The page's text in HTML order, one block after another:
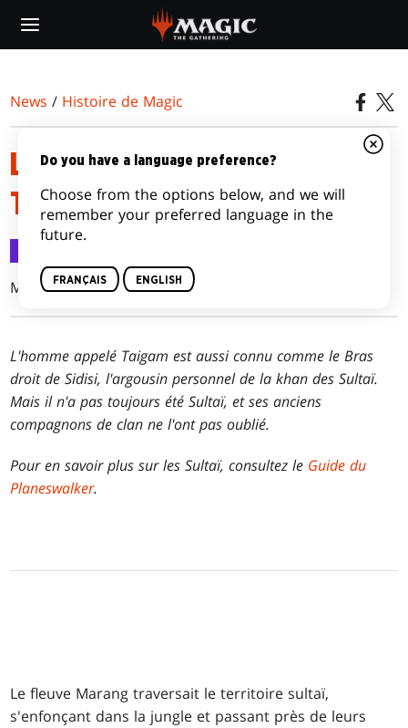
main
News / Histoire de Magic
LES MACHINATIONS DE
TAIGAM
Matt Knicl
L'homme appelé Taigam est aussi connu comme le Bras
droit de Sidisi, l'argousin personnel de la khan des Sultaï.
Mais il n'a pas toujours été Sultaï, et ses anciens
compagnons de clan ne l'ont pas oublié.
Pour en savoir plus sur les Sultaï, consultez le Guide du
Planeswalker.
Le fleuve Marang traversait le territoire sultaï,
s'enfonçant dans la jungle et passant près de leurs
Do you have a language preference?
Choose from the options below, and we will
remember your preferred language in the
future.
FRANÇAIS ENGLISH